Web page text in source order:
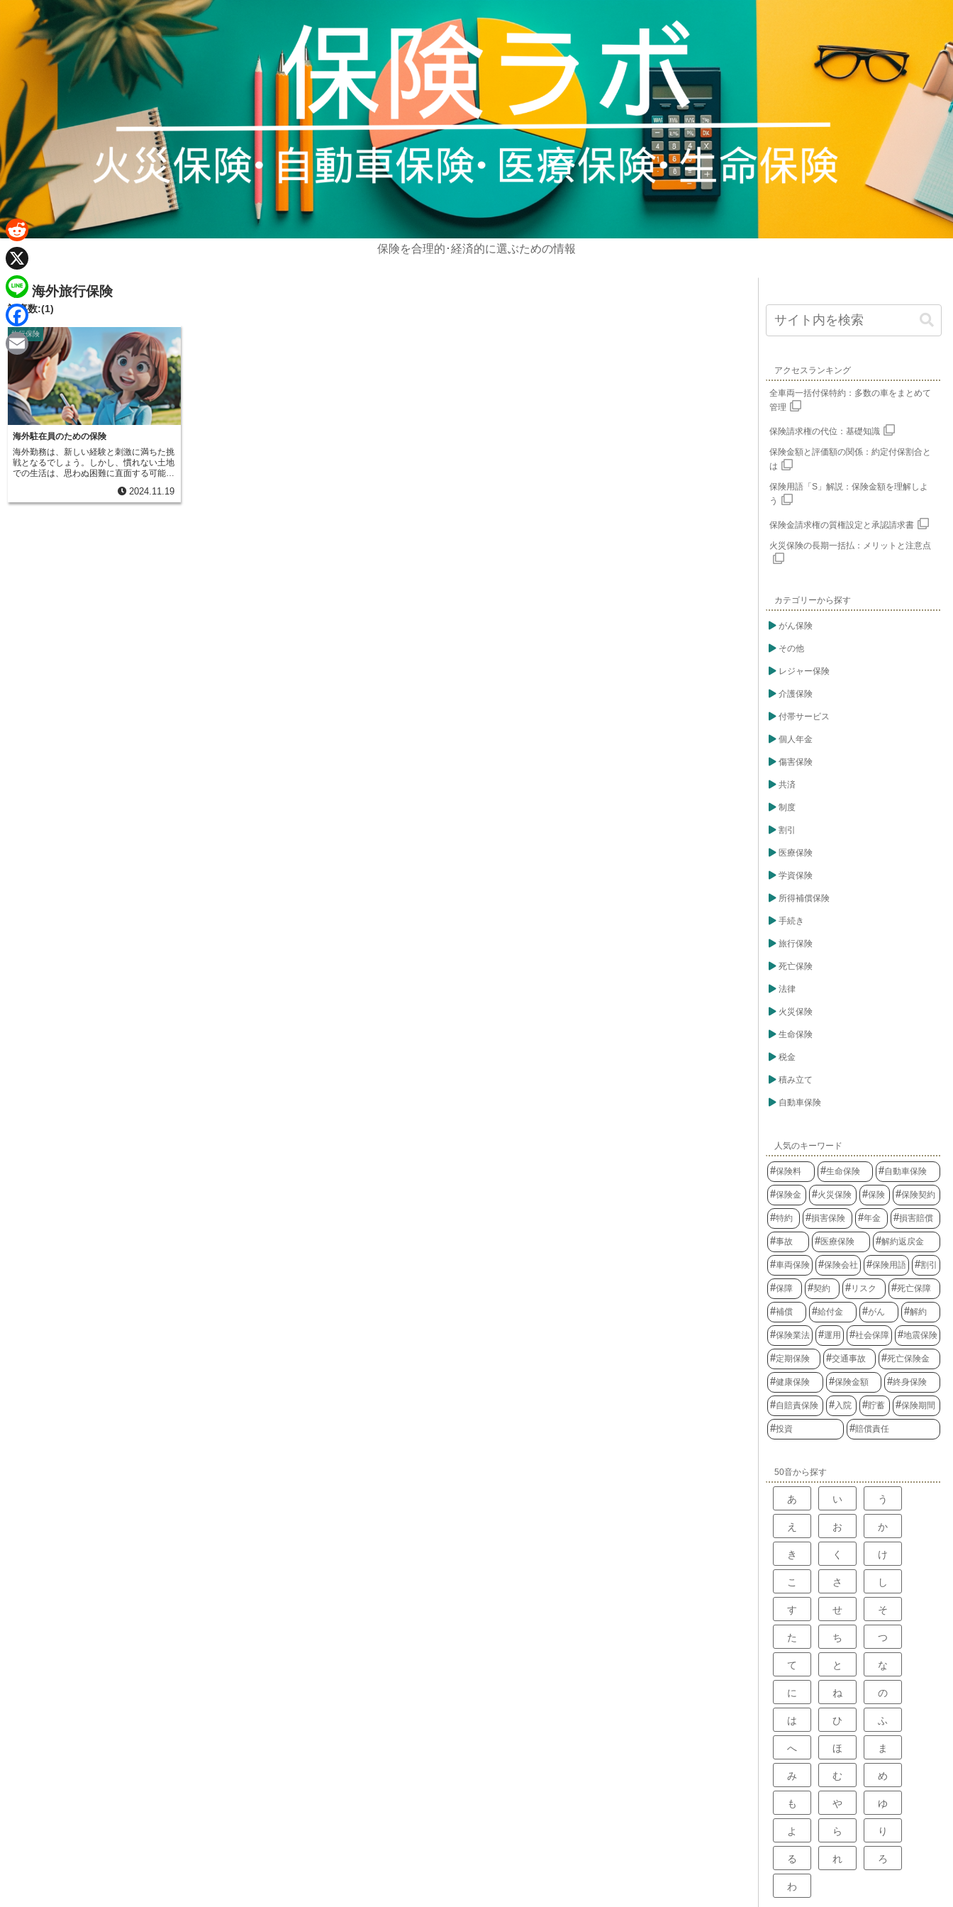
保険を合理的･経済的に選ぶための情報
海外旅行保険
記事数:(1)
旅行保険
海外駐在員のための保険
海外勤務は、新しい経験と刺激に満ちた挑
戦となるでしょう。しかし、慣れない土地
での生活は、思わぬ困難に直面する可能性
我、事故、荷物の破損、あるいは他人に損
害を与えてしまうなど、様々な危険が潜ん
2024.11.19
アクセスランキング
全車両一括付保特約：多数の車をまとめて
管理
保険請求権の代位：基礎知識
保険金額と評価額の関係：約定付保割合と
は
保険用語「S」解説：保険金額を理解しよ
う
保険金請求権の質権設定と承認請求書
火災保険の長期一括払：メリットと注意点
カテゴリーから探す
がん保険
その他
レジャー保険
介護保険
付帯サービス
個人年金
傷害保険
共済
制度
割引
医療保険
学資保険
所得補償保険
手続き
旅行保険
死亡保険
法律
火災保険
生命保険
税金
積み立て
自動車保険
人気のキーワード
保険料 生命保険 自動車保険
保険金 火災保険 保険 保険契約
特約 損害保険 年金 損害賠償
事故 医療保険 解約返戻金
車両保険 保険会社 保険用語 割引
保障 契約 リスク 死亡保障
補償 給付金 がん 解約
保険業法 運用 社会保障 地震保険
定期保険 交通事故 死亡保険金
健康保険 保険金額 終身保険
自賠責保険 入院 貯蓄 保険期間
投資 賠償責任
50音から探す
あ い う
え お か
き く け
こ さ し
す せ そ
た ち つ
て と な
に ね の
は ひ ふ
へ ほ ま
み む め
も や ゆ
よ ら り
る れ ろ
わ
R
e
d
d
i
X
L
n
e
F
c
e
b
m